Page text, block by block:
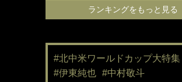
ランキングをもっと見る
#北中米ワールドカップ大特集
#伊東純也 #中村敬斗